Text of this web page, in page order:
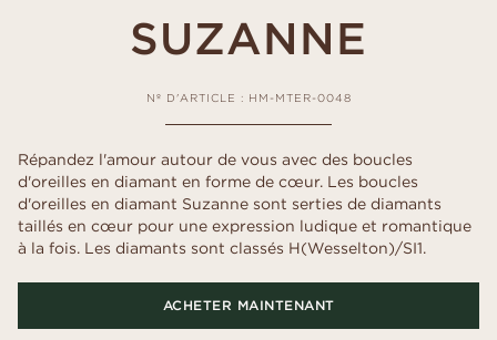
SUZANNE
Nº D'ARTICLE : HM-MTER-0048
Répandez l'amour autour de vous avec des boucles
d'oreilles en diamant en forme de cœur. Les boucles
d'oreilles en diamant Suzanne sont serties de diamants
taillés en cœur pour une expression ludique et romantique
à la fois. Les diamants sont classés H(Wesselton)/SI1.
ACHETER MAINTENANT